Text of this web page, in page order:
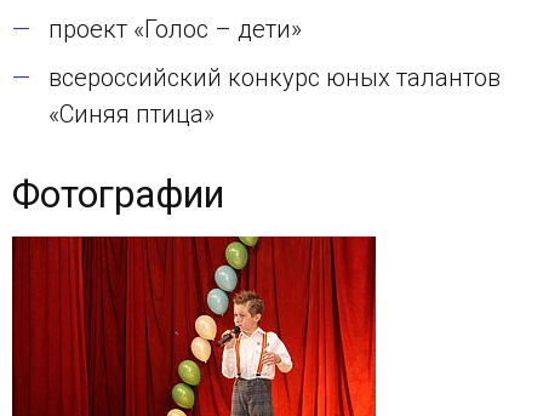
проект «Голос – дети»
всероссийский конкурс юных талантов
«Синяя птица»
Фотографии